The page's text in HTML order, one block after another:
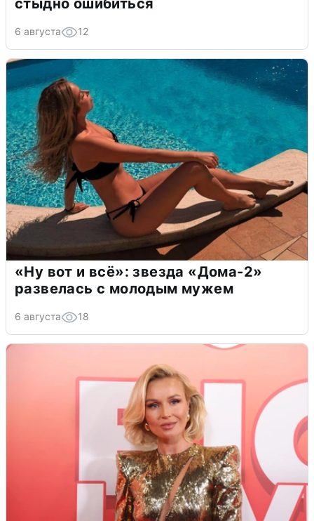
6 августа 12
«Ну вот и всё»: звезда «Дома-2»
развелась с молодым мужем
6 августа 18